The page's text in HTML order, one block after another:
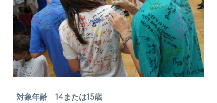
対象年齢　14または15歳